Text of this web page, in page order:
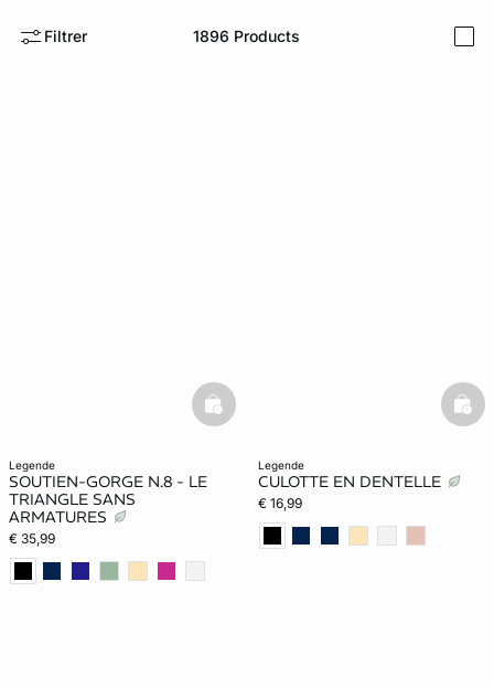
Filtrer 1896 Products
legende
SOUTIEN-GORGE N.8 - LE
TRIANGLE SANS
ARMATURES
€ 35,99
basketfull
legende
CULOTTE EN DENTELLE
€ 16,99